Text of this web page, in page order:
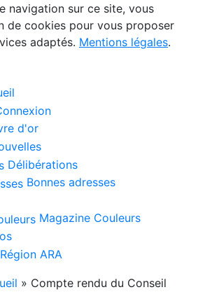
navigation sur ce site, vous
de cookies pour vous proposer
adaptés. Mentions légales.
d'or
Délibérations
Bonnes adresses
Magazine Couleurs
Région ARA
» Compte rendu du Conseil